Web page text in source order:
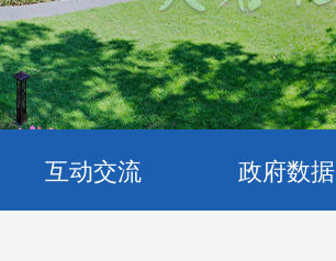
互动交流 政府数据